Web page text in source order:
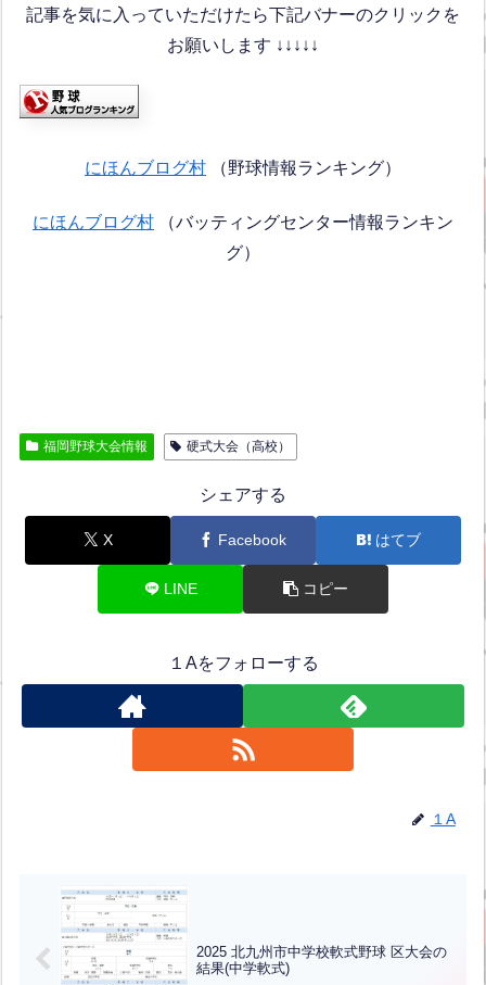
記事を気に入っていただけたら下記バナーのクリックを
お願いします ↓↓↓↓↓
にほんブログ村 （野球情報ランキング）
にほんブログ村 （バッティングセンター情報ランキン
グ）
福岡野球大会情報 硬式大会（高校）
シェアする
X Facebook はてブ
LINE コピー
１Aをフォローする
１A
2025 北九州市中学校軟式野球 区大会の
結果(中学軟式)